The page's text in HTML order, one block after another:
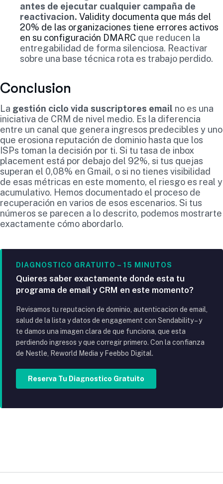
antes de ejecutar cualquier campaña de
reactivacion. Validity documenta que más del
20% de las organizaciones tiene errores activos
en su configuración DMARC que reducen la
entregabilidad de forma silenciosa. Reactivar
sobre una base técnica rota es trabajo perdido.
Conclusion
La gestión ciclo vida suscriptores email no es una
iniciativa de CRM de nivel medio. Es la diferencia
entre un canal que genera ingresos predecibles y uno
que erosiona reputación de dominio hasta que los
ISPs toman la decisión por ti. Si tu tasa de inbox
placement está por debajo del 92%, si tus quejas
superan el 0,08% en Gmail, o si no tienes visibilidad
de esas métricas en este momento, el riesgo es real y
acumulativo. Hemos documentado el proceso de
recuperación en varios de esos escenarios. Si tus
números se parecen a lo descrito, podemos mostrarte
exactamente cómo abordarlo.
DIAGNOSTICO GRATUITO – 15 MINUTOS
Quieres saber exactamente donde esta tu
programa de email y CRM en este momento?
Revisamos tu reputacion de dominio, autenticacion de email,
salud de la lista y datos de engagement con Sendability – y
te damos una imagen clara de que funciona, que esta
perdiendo ingresos y que corregir primero. Con la confianza
de Nestle, Reworld Media y Feebbo Digital.
Reserva Tu Diagnostico Gratuito